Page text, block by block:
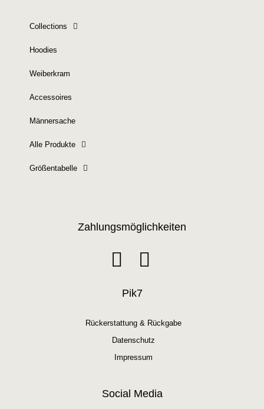
Collections
Hoodies
Weiberkram
Accessoires
Männersache
Alle Produkte
Größentabelle
Zahlungsmöglichkeiten
Pik7
Rückerstattung & Rückgabe
Datenschutz
Impressum
Social Media